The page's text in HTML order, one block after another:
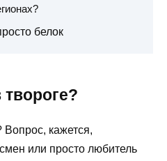
белок
Вопрос, кажется,
или просто любитель